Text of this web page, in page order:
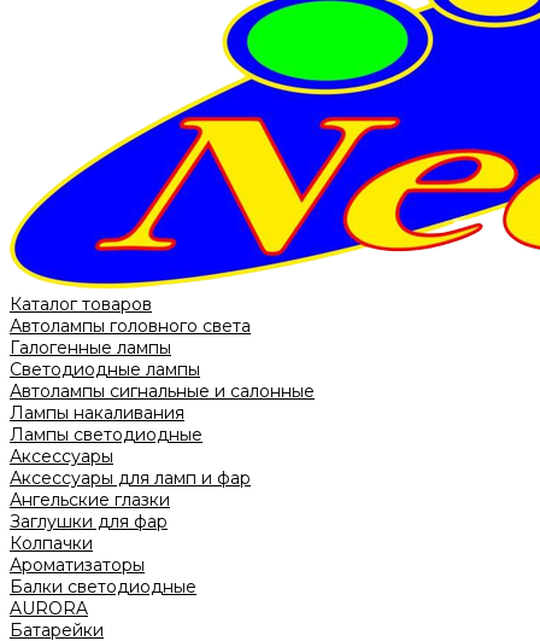
Каталог товаров
Автолампы головного света
Галогенные лампы
Светодиодные лампы
Автолампы сигнальные и салонные
Лампы накаливания
Лампы светодиодные
Аксессуары
Аксессуары для ламп и фар
Ангельские глазки
Заглушки для фар
Колпачки
Ароматизаторы
Балки светодиодные
AURORA
Батарейки